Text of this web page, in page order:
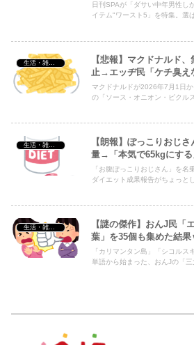
日刊SPAが「ダサい中年男性し
イテム"ワースト5」を特集。選
生活・雑談・恋愛
【悲報】マクドナルド
止→エッヂ民「ケチ臭え
マクドナルドが2026年7月1日
の「ソース・オニオン・ピクル
生活・雑談・恋愛
【朗報】ぽっこりおじ
量→「本気で65kgにする
「お腹ぽっこりおじさん」を
ダイエット成果報告がちょっと
生活・雑談・恋愛
【謎の傑作】おんJ民「
葉」を35個も集めた結果
「カリマンタン島」「シコル
単語から始まった、おんJの「三